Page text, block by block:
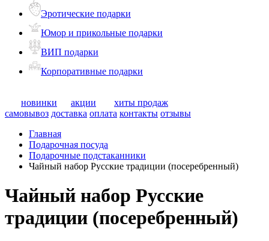
Эротические подарки
Юмор и прикольные подарки
ВИП подарки
Корпоративные подарки
новинки акции
хиты продаж
самовывоз доставка оплата контакты отзывы
Главная
Подарочная посуда
Подарочные подстаканники
Чайный набор Русские традиции (посеребренный)
Чайный набор Русские
традиции (посеребренный)